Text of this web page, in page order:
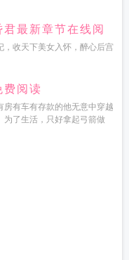
最新章节在线阅
，收天下美女入怀，醉心后宫
费阅读
房有车有存款的他无意中穿越
为了生活，只好拿起弓箭做